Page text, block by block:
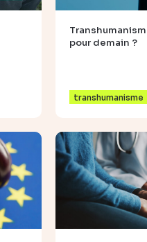
pour demain ?
transhumanisme